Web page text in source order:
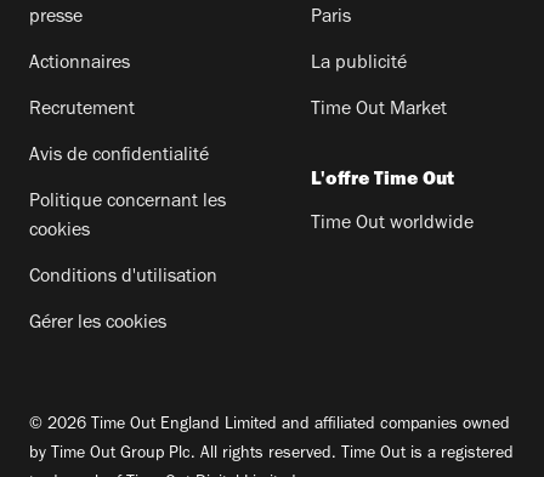
presse
Actionnaires
Recrutement
Avis de confidentialité
Politique concernant les
cookies
Conditions d'utilisation
Gérer les cookies
Paris
La publicité
Time Out Market
L'offre Time Out
Time Out worldwide
© 2026 Time Out England Limited and affiliated companies owned
by Time Out Group Plc. All rights reserved. Time Out is a registered